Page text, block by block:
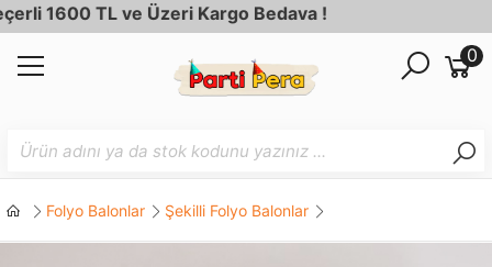
TL ve Üzeri Kargo Bedava !
0
Folyo Balonlar Şekilli Folyo Balonlar